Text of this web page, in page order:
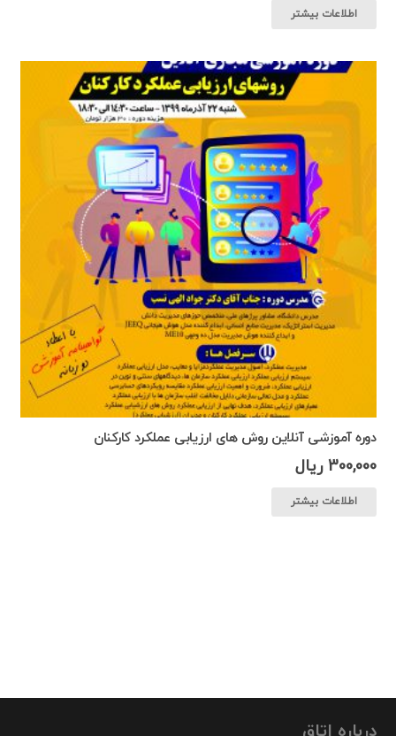
اطلاعات بیشتر
دوره آموزشی آنلاین روش های ارزیابی عملکرد کارکنان
300,000 ریال
اطلاعات بیشتر